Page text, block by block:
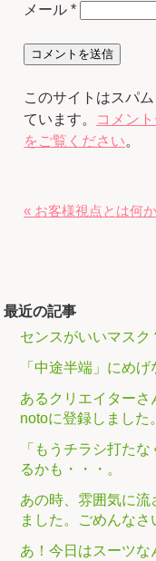
メール*
このサイトはスパ
ています。
コメン
をご覧ください。
« お客様視点とは何
最近の記事
センスがいいマスク
「中途半端」にめ
あるクリエイターさ
notoに登録しました。
「もうチラシ打た
るかも・・・。
あの時、雰囲気に
ました。ごめんなさ
あ！今日はスーツな